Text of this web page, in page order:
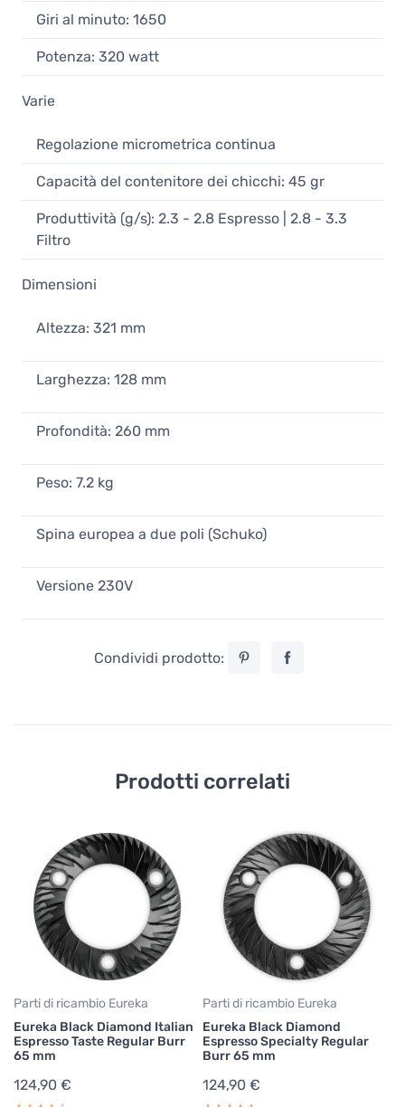
Giri al minuto: 1650
Potenza: 320 watt
Varie
Regolazione micrometrica continua
Capacità del contenitore dei chicchi: 45 gr
Produttività (g/s): 2.3 - 2.8 Espresso | 2.8 - 3.3
Filtro
Dimensioni
Altezza: 321 mm
Larghezza: 128 mm
Profondità: 260 mm
Peso: 7.2 kg
Spina europea a due poli (Schuko)
Versione 230V
Condividi prodotto:
Prodotti correlati
Parti di ricambio Eureka
Eureka Black Diamond Italian
Espresso Taste Regular Burr
65 mm
124,90 €
Parti di ricambio Eureka
Eureka Black Diamond
Espresso Specialty Regular
Burr 65 mm
124,90 €